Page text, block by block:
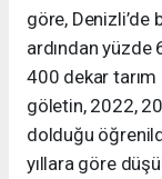
göre, Denizli’de
ardından yüzde
400 dekar tarım
göletin, 2022,
dolduğu
yıllara göre